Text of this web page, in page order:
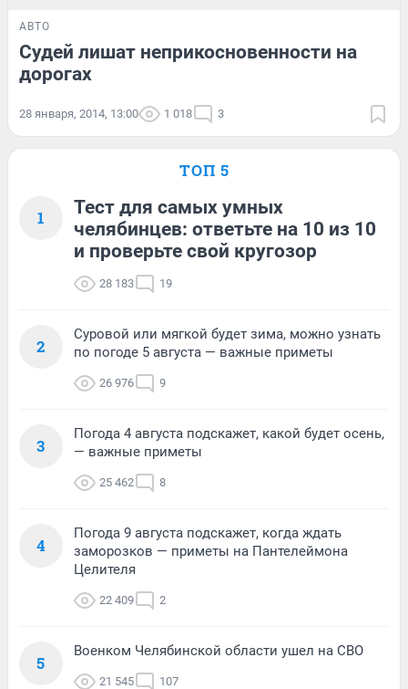
АВТО
Судей лишат неприкосновенности на
дорогах
28 января, 2014, 13:00 1 018 3
ТОП 5
1
Тест для самых умных
челябинцев: ответьте на 10 из 10
и проверьте свой кругозор
28 183 19
2
Суровой или мягкой будет зима, можно узнать
по погоде 5 августа — важные приметы
26 976 9
3
Погода 4 августа подскажет, какой будет осень,
— важные приметы
25 462 8
4
Погода 9 августа подскажет, когда ждать
заморозков — приметы на Пантелеймона
Целителя
22 409 2
5
Военком Челябинской области ушел на СВО
21 545 107